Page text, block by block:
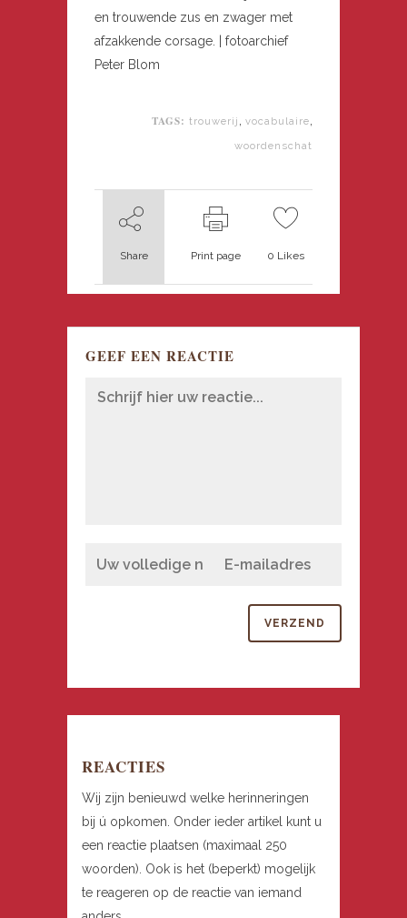
en trouwende zus en zwager met
afzakkende corsage. | fotoarchief
Peter Blom
TAGS: trouwerij vocabulaire
woordenschat
Share Print page 0 Likes
GEEF EEN REACTIE
REACTIES
Wij zijn benieuwd welke herinneringen
bij ú opkomen. Onder ieder artikel kunt u
een reactie plaatsen (maximaal 250
woorden). Ook is het (beperkt) mogelijk
te reageren op de reactie van iemand